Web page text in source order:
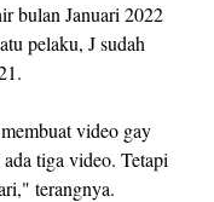
bulan Januari 2022
pelaku, J sudah
video gay
tiga video. Tetapi
terangnya.